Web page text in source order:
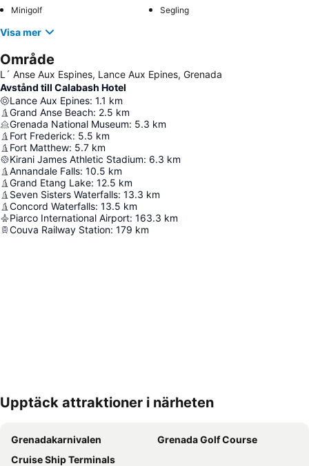
Minigolf
Segling
Visa mer
Område
L´ Anse Aux Espines, Lance Aux Epines, Grenada
Avstånd till Calabash Hotel
Lance Aux Epines: 1.1 km
Grand Anse Beach: 2.5 km
Grenada National Museum: 5.3 km
Fort Frederick: 5.5 km
Fort Matthew: 5.7 km
Kirani James Athletic Stadium: 6.3 km
Annandale Falls: 10.5 km
Grand Etang Lake: 12.5 km
Seven Sisters Waterfalls: 13.3 km
Concord Waterfalls: 13.5 km
Piarco International Airport: 163.3 km
Couva Railway Station: 179 km
Förstora kartan
Upptäck attraktioner i närheten
Grenadakarnivalen
Grenada Golf Course
Cruise Ship Terminals